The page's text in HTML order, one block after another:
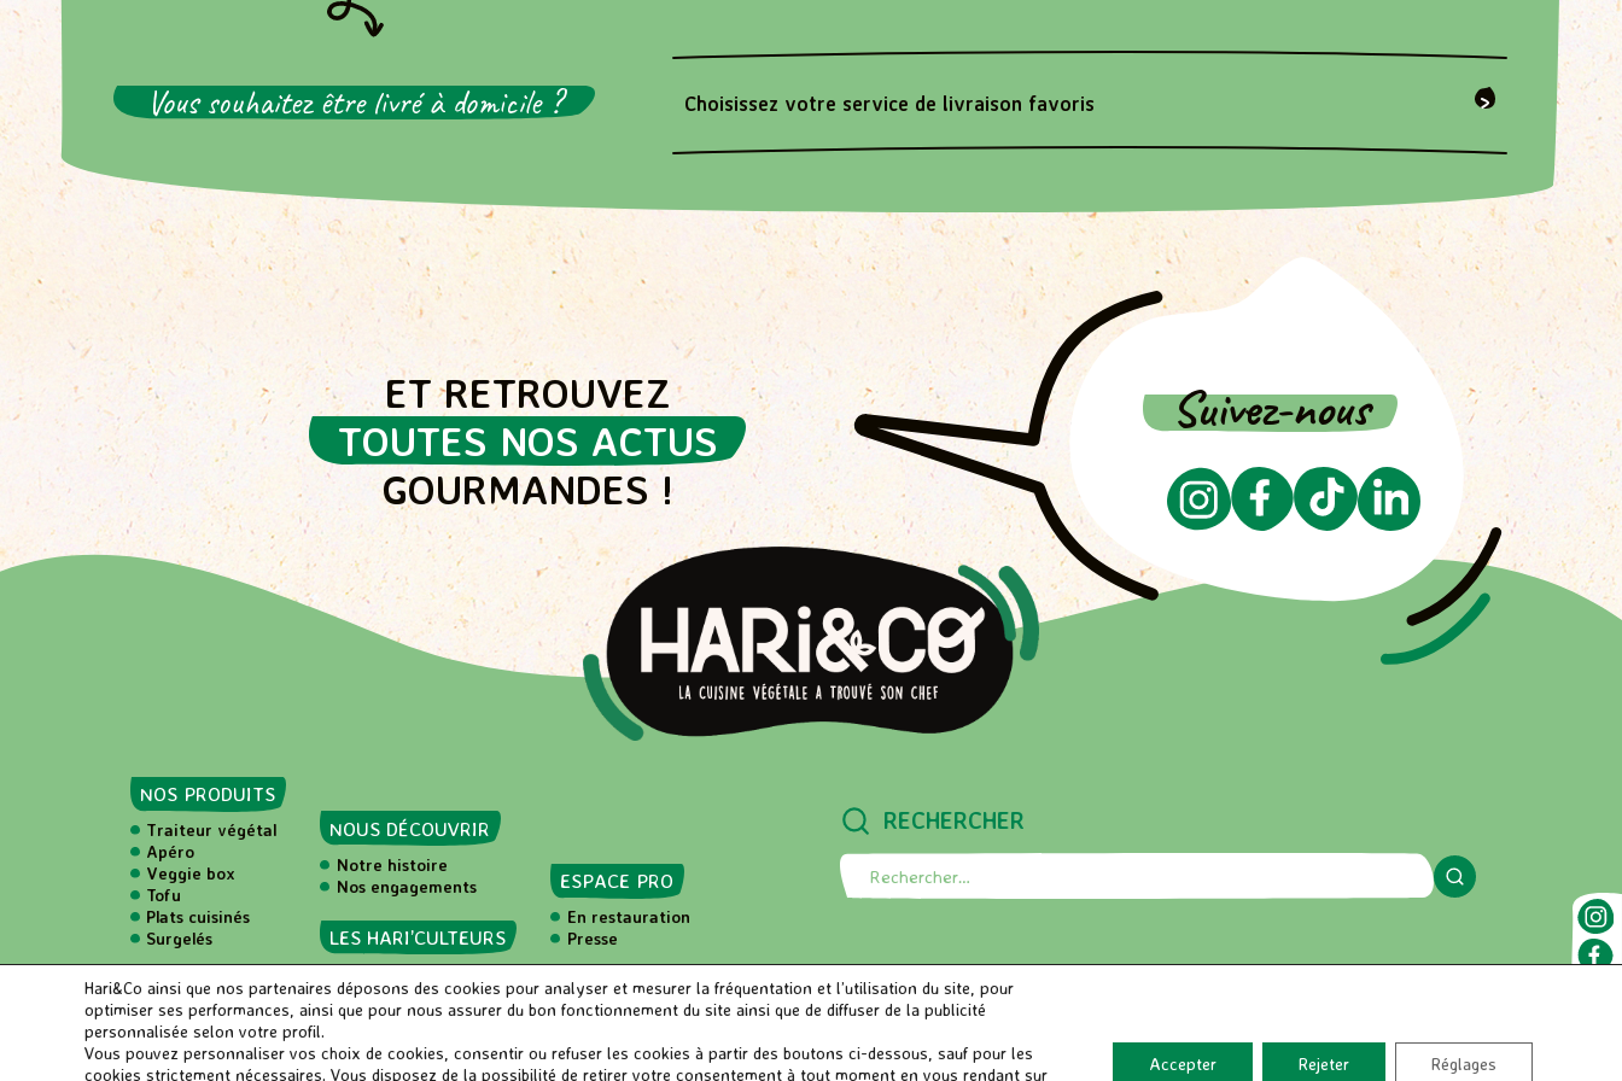
31 RUE DU DEPART
Paris - 75006
Naturalia
59 rue Saint-Antoine
Paris - 75004
Naturalia
33 rue de la Roquette
Paris - 75011
Naturalia
63 rue du Bac
Paris - 75006
36 rue Monge
Paris - 75005
Naturalia
78, Boulevard Saint Michel
Paris - 75006
Naturalia
Vous souhaitez être livré à domicile ? Choisissez votre service de livraison favoris
ET RETROUVEZ
TOUTES NOS ACTUS
GOURMANDES !
Suivez-nous
NOS PRODUITS
Traiteur végétal
Apéro
Veggie box
Tofu
Plats cuisinés
Surgelés
NOS RECETTES
FAQ
NOUS DÉCOUVRIR
Notre histoire
Nos engagements
LES HARI’CULTEURS
LÉGUMINEUSES
ACCESSIBILITÉ
ESPACE PRO
En restauration
Presse
BLOG
NOUS CONTACTER
RECHERCHER
R
h
e
r
h
Hari&Co ainsi que nos partenaires déposons des cookies pour analyser et mesurer la fréquentation et l’utilisation du site, pour
optimiser ses performances, ainsi que pour nous assurer du bon fonctionnement du site ainsi que de diffuser de la publicité
personnalisée selon votre profil.
Vous pouvez personnaliser vos choix de cookies, consentir ou refuser les cookies à partir des boutons ci-dessous, sauf pour les
cookies strictement nécessaires. Vous disposez de la possibilité de retirer votre consentement à tout moment en vous rendant sur
Accepter Rejeter Réglages